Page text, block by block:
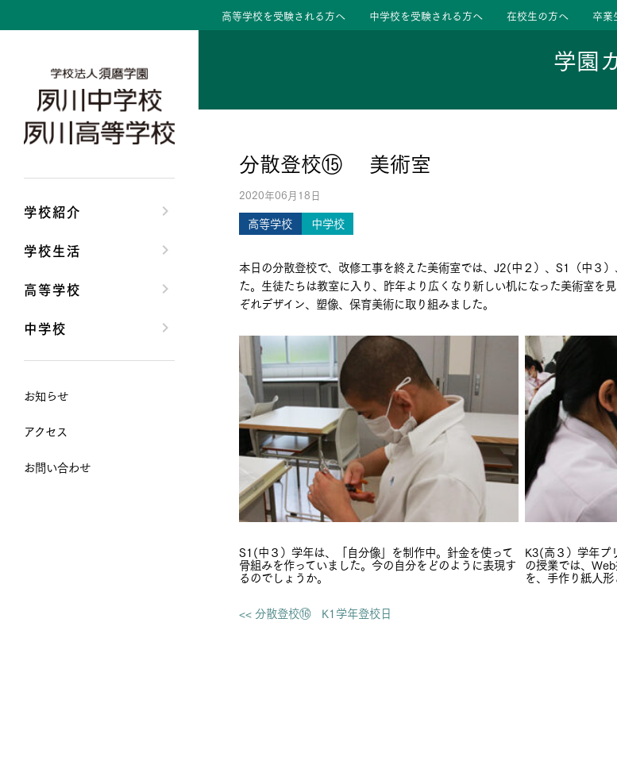
高等学校を受験される方へ 中学校を受験される方へ 在校生の方へ 卒業
学園
分散登校⑮ 美術室
2020年06月18日
高等学校 中学校
本日の分散登校で、改修工事を終えた美術室では、J2(中２）、S1（中３
た。生徒たちは教室に入り、昨年より広くなり新しい机になった美術室を
ぞれデザイン、塑像、保育美術に取り組みました。
S1(中３）学年は、「自分像」を制作中。針金を使って
骨組みを作っていました。今の自分をどのように表現す
るのでしょうか。
K3(高３）学年プ
の授業では、
を、手作り紙人形
<< 分散登校⑯ K1学年登校日
学校紹介
学校生活
高等学校
中学校
お知らせ
アクセス
お問い合わせ
安心して任せられる学校
沿革
大学合格実績
夙川ブログ
制服紹介
高校の教育方針／特色
特進コース／進学コース
先輩たちの声・生徒たちの声
中学校の教育方針／特色
Aコース／Bコース
先輩たちの声・生徒たちの声